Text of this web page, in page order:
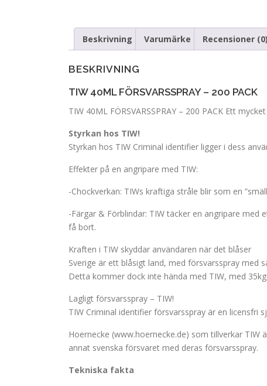
Beskrivning Varumärke Recensioner (0)
BESKRIVNING
TIW 40ML FÖRSVARSSPRAY – 200 PACK
TIW 40ML FÖRSVARSSPRAY – 200 PACK Ett
Styrkan hos TIW!
Styrkan hos TIW Criminal identifier ligger i dess
Effekter på en angripare med TIW:
-Chockverkan: TIWs kraftiga stråle blir som en
-Färgar & Förblindar: TIW täcker en angripare
få bort.
Kraften i TIW skyddar användaren när det blåser
Sverige är ett blåsigt land, med försvarsspray med
Detta kommer dock inte hända med TIW, med
Lagligt försvarsspray – TIW!
TIW Criminal identifier försvarsspray är en licensfri
Hoernecke (www.hoernecke.de) som tillverkar
annat svenska försvaret med deras försvarsspray.
Tekniska fakta